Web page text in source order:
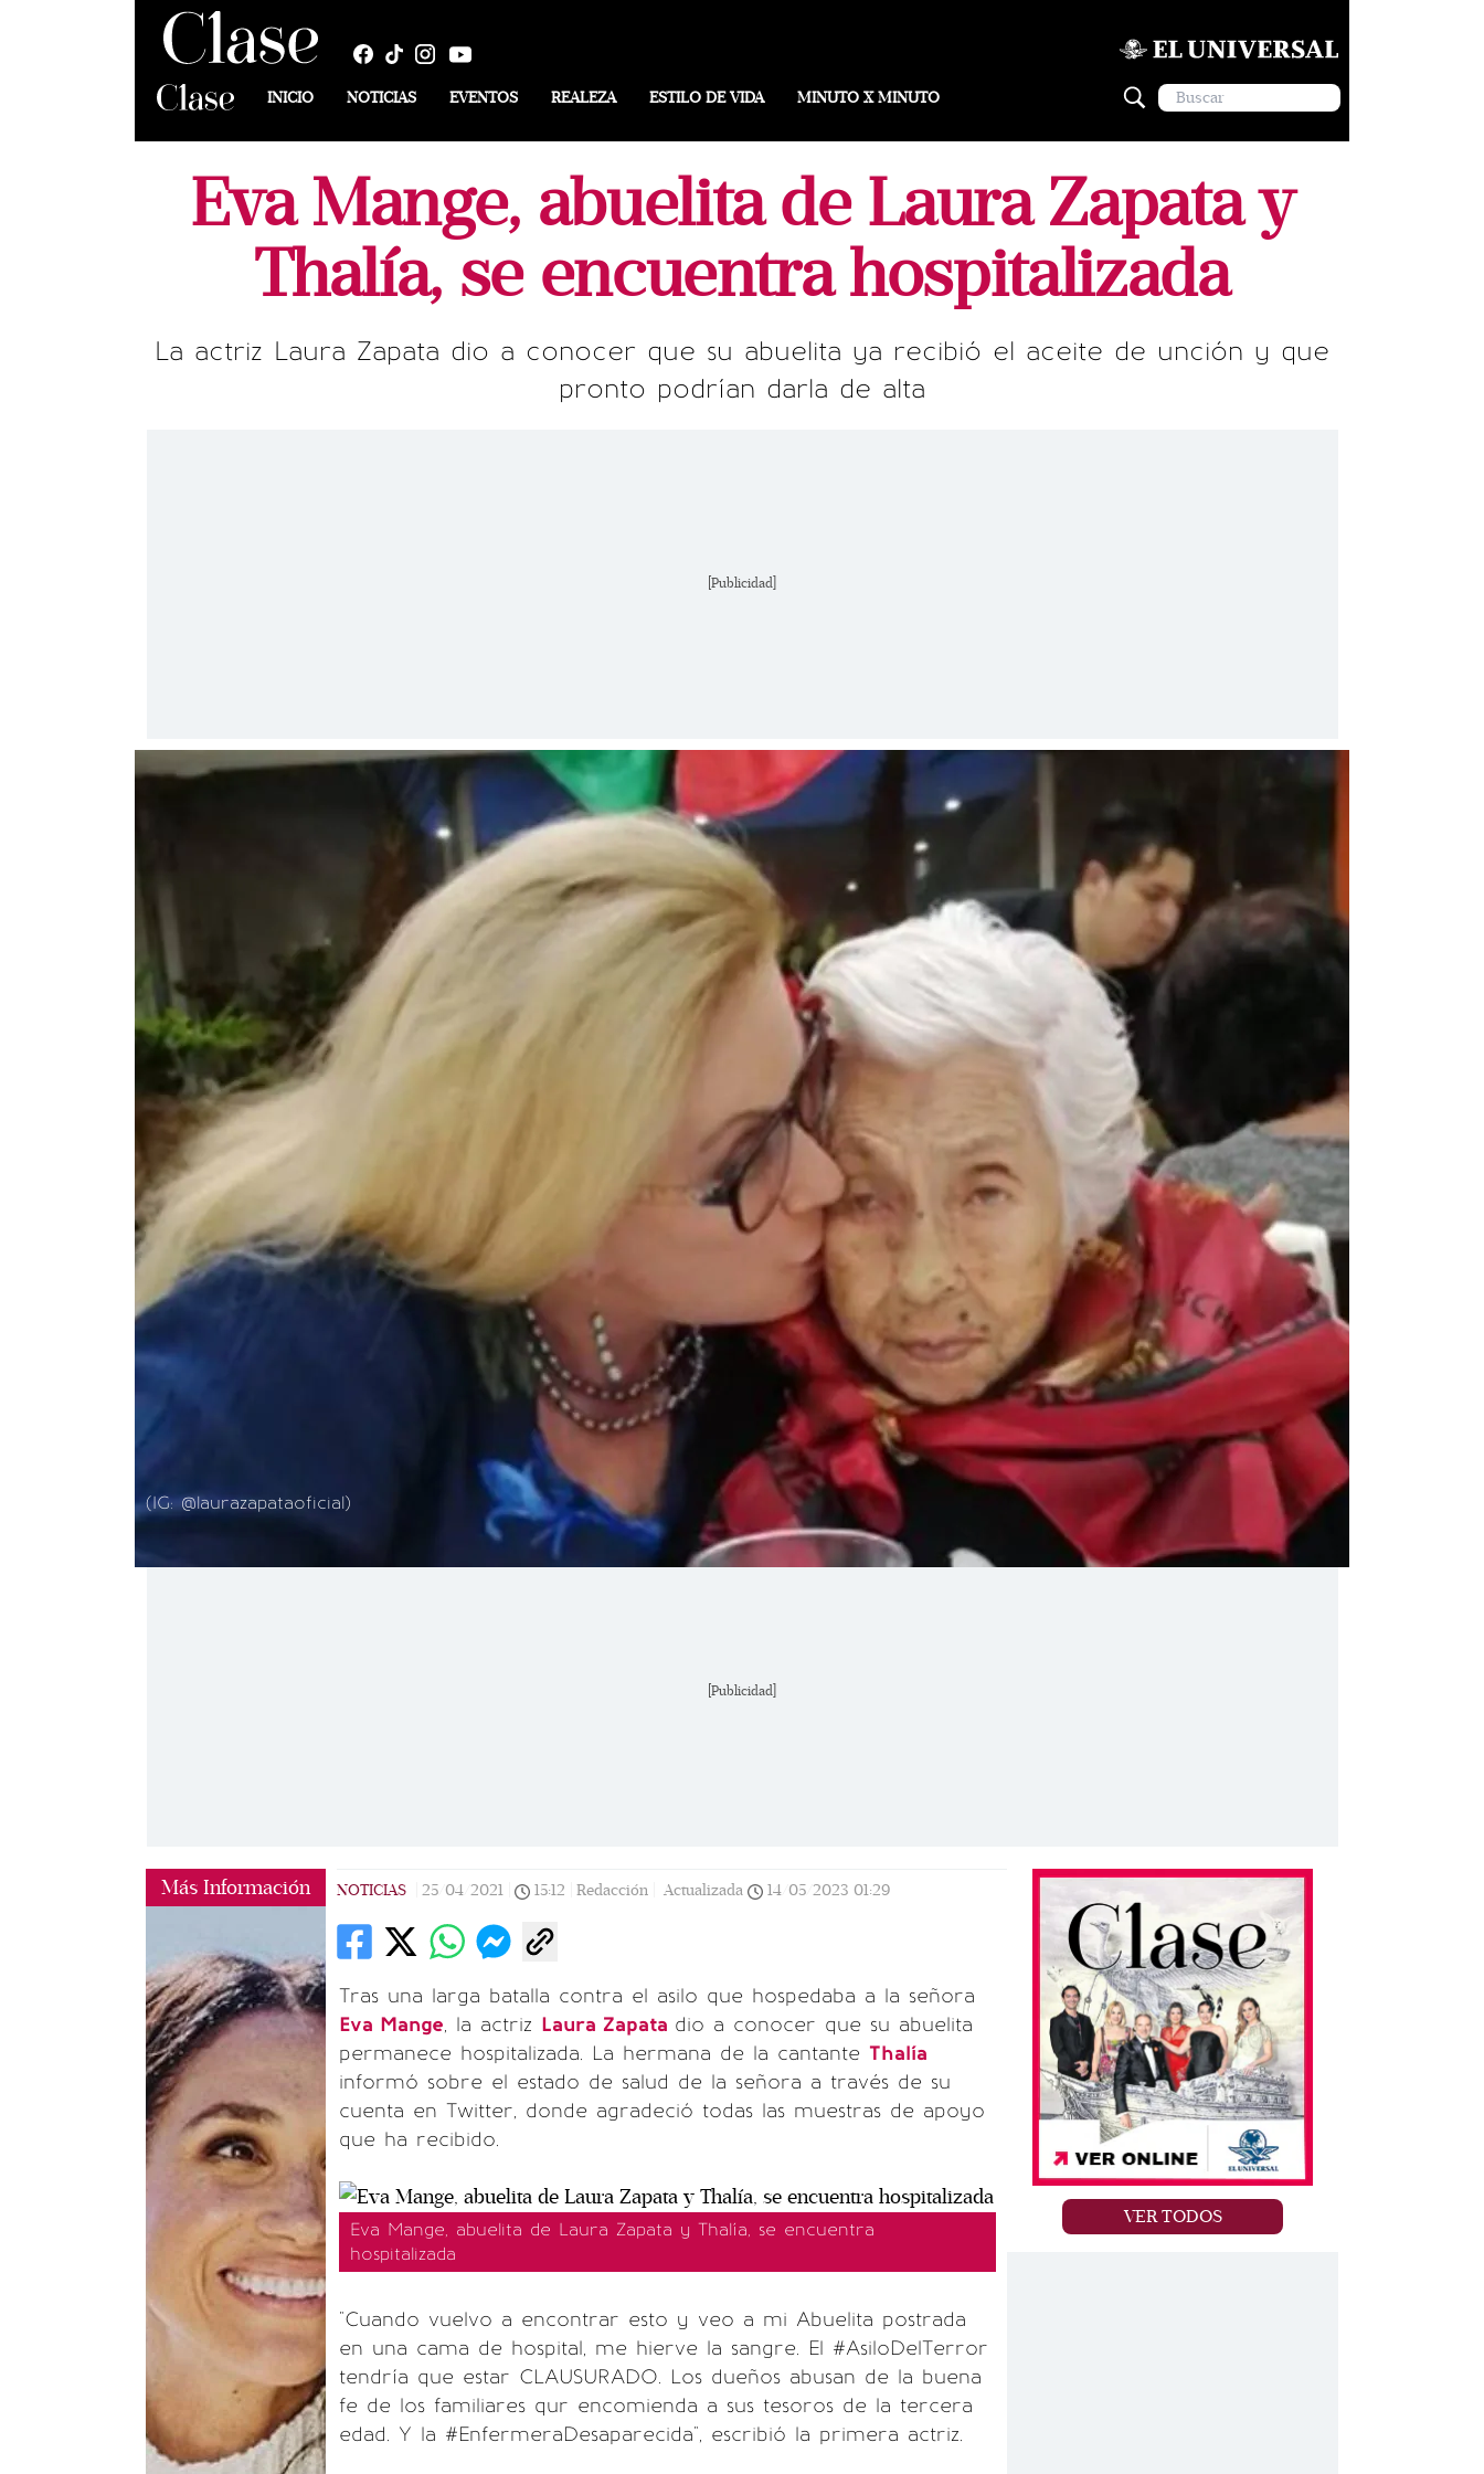
INICIO NOTICIAS EVENTOS REALEZA ESTILO DE VIDA MINUTO X MINUTO
Eva Mange, abuelita de Laura Zapata y
Thalía, se encuentra hospitalizada
La actriz Laura Zapata dio a conocer que su abuelita ya recibió el aceite de unción y que
pronto podrían darla de alta
[Publicidad]
(IG: @laurazapataoficial)
[Publicidad]
Más Información NOTICIAS 25/04/2021 15:12 Redacción | Actualizada 14/05/2023 01:29
Tras una larga batalla contra el asilo que hospedaba a la señora
Eva Mange, la actriz Laura Zapata dio a conocer que su abuelita
permanece hospitalizada. La hermana de la cantante Thalía
informó sobre el estado de salud de la señora a través de su
cuenta en Twitter, donde agradeció todas las muestras de apoyo
que ha recibido.
Eva Mange, abuelita de Laura Zapata y Thalía, se encuentra
hospitalizada
"Cuando vuelvo a encontrar esto y veo a mi Abuelita postrada
en una cama de hospital, me hierve la sangre. El #AsiloDelTerror
tendría que estar CLAUSURADO. Los dueños abusan de la buena
fe de los familiares qur encomienda a sus tesoros de la tercera
edad. Y la #EnfermeraDesaparecida", escribió la primera actriz.
VER TODOS